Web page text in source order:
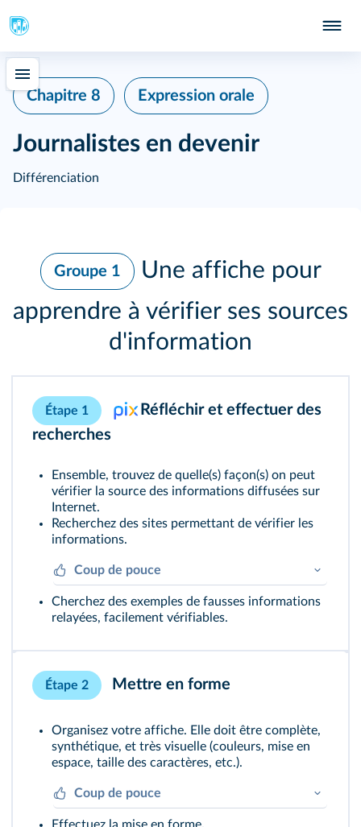
Chapitre 8 Expression orale
Journalistes en devenir
Différenciation
Groupe 1
Une affiche pour
apprendre à vérifier ses sources
d'information
Étape 1
Réfléchir et effectuer des
recherches
Ensemble, trouvez de quelle(s) façon(s) on peut
vérifier la source des informations diffusées sur
Internet.
Recherchez des sites permettant de vérifier les
informations.
Coup de pouce
Vous pouvez vous aider de lap. 186.
Cherchez des exemples de fausses informations
relayées, facilement vérifiables.
Étape 2 Mettre en forme
Organisez votre affiche. Elle doit être complète,
synthétique, et très visuelle (couleurs, mise en
espace, taille des caractères, etc.).
Coup de pouce